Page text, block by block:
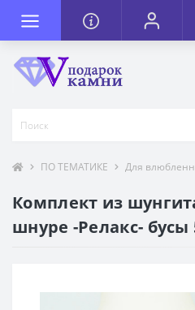
ПО ТЕМАТИКЕ Для
Комплект из
шнуре -Релакс- бусы